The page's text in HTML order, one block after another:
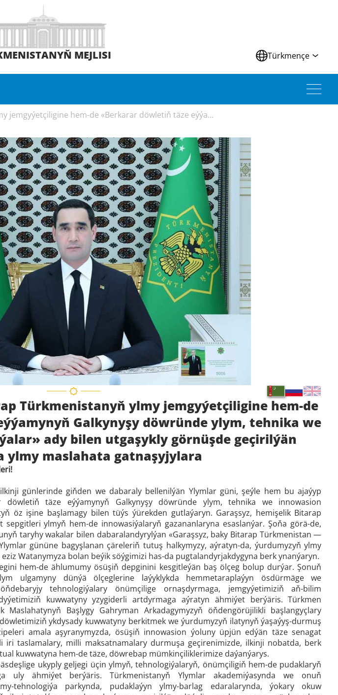
MEJLISI Türkmençe
jemgyýetçiligine hem-de «Berkarar döwletiň täze eýýa...
Türkmenistanyň ylmy jemgyýetçiligine hem-de
Galkynyşy döwründe ylym, tehnika we
ady bilen utgaşykly görnüşde geçirilýän
ylmy maslahata gatnaşyjylara
günlerinde giňden we dabaraly bellenilýän Ylymlar güni, şeýle hem bu ajaýyp
döwletiň täze eýýamynyň Galkynyşy döwründe ylym, tehnika we innowasion
öz işine başlamagy bilen tüýs ýürekden gutlaýaryn. Garaşsyz, hemişelik Bitarap
ylmyň hem-de innowasiýalaryň gazananlaryna esaslanýar. Şoňa görä-de,
taryhy wakalar bilen dabaralandyrylýan «Garaşsyz, baky Bitarap Türkmenistan —
gününe bagyşlanan çäreleriň tutuş halkymyzy, aýratyn-da, ýurdumyzyň ylmy
Watanymyza bolan beýik söýgimizi has-da pugtalandyrjakdygyna berk ynanýaryn.
hem-de ählumumy ösüşiň depginini kesgitleýän baş ölçeg bolup durýar. Şonuň
ulgamyny dünýä ölçeglerine laýyklykda hemmetaraplaýyn ösdürmäge we
tehnologiýalary önümçilige ornaşdyrmaga, jemgyýetimiziň aň-bilim
kuwwatyny yzygiderli artdyrmaga aýratyn ähmiýet berýäris. Türkmen
Başlygy Gahryman Arkadagymyzyň öňdengörüjilikli başlangyçlary
ykdysady kuwwatyny berkitmek we ýurdumyzyň ilatynyň ýaşaýyş-durmuş
amala aşyranymyzda, ösüşiň innowasion ýoluny üpjün edýän täze senagat
iri taslamalary, milli maksatnamalary durmuşa geçirenimizde, ilkinji nobatda, berk
kuwwatyna hem-de täze, döwrebap mümkinçiliklerimize daýanýarys.
ukyply geljegi üçin ylmyň, tehnologiýalaryň, önümçiligiň hem-de pudaklaryň
uly ähmiýet berýäris. Türkmenistanyň Ylymlar akademiýasynda we onuň
tehnologiýa parkynda, pudaklaýyn ylmy-barlag edaralarynda, ýokary okuw